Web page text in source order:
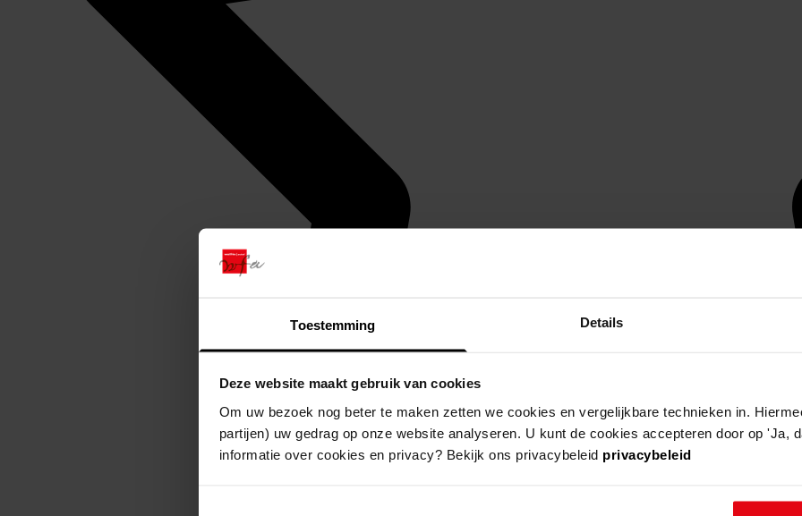
Toestemming Details
Deze website maakt gebruik van cookies
Om uw bezoek nog beter te maken zetten we cookies en vergelijkbare technieken in.
partijen) uw gedrag op onze website analyseren. U kunt de cookies accepteren door op 'Ja,
informatie over cookies en privacy? Bekijk ons privacybeleid privacybeleid